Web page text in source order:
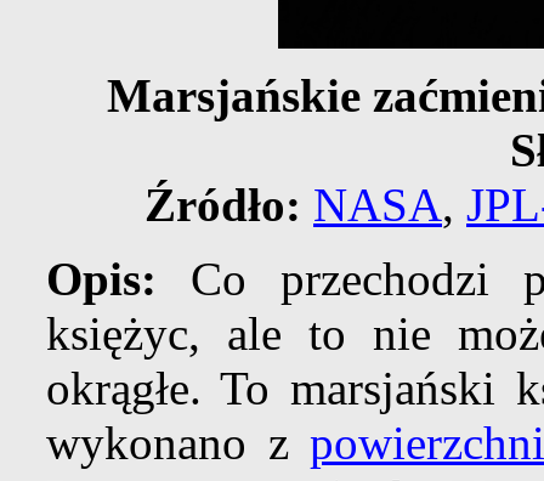
Marsjańskie
Źródło: NASA,
Opis: Co przechodzi
księżyc, ale to nie
okrągłe. To marsjański
wykonano z